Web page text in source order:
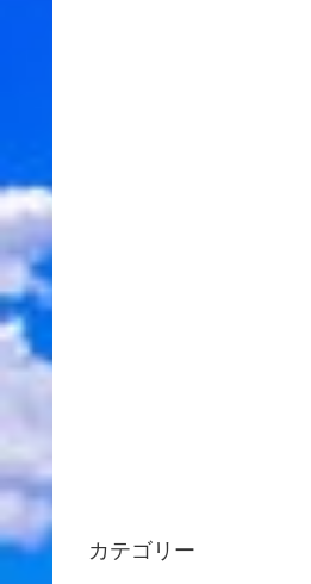
カテゴリー